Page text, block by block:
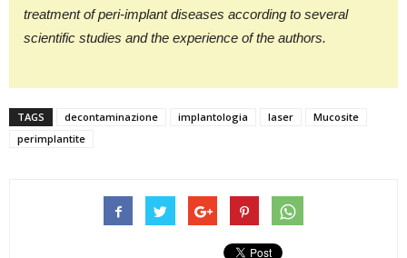
treatment of peri-implant diseases according to several
scientific studies and the experience of the authors.
TAGS decontaminazione implantologia laser
Mucosite
perimplantite